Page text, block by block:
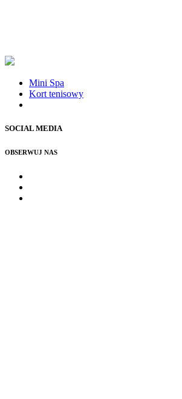
Mini Spa
Kort tenisowy
SOCIAL MEDIA
OBSERWUJ NAS